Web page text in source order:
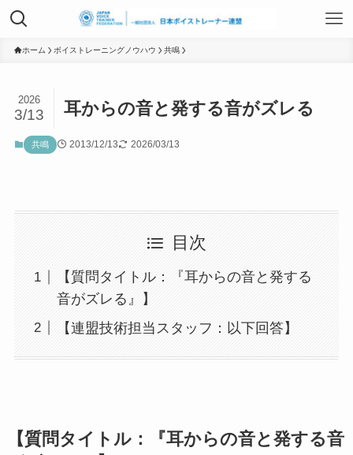
TOP
日本ボイストレーナー連盟資格認定につ
ボイストレーニング勉強会
よくあるご質問
ホーム ボイストレーニングノウハウ 共鳴
耳からの音と発する音がズレる
2026
3/13
共鳴 2013/12/13 2026/03/13
目次
【質問タイトル：『耳からの音と発する
音がズレる』】
【連盟技術担当スタッフ：以下回答】
【質問タイトル：『耳からの音と発する音